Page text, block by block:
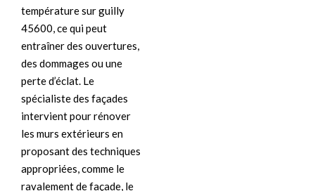
température sur guilly
45600, ce qui peut
entraîner des ouvertures,
des dommages ou une
perte d’éclat. Le
spécialiste des façades
intervient pour rénover
les murs extérieurs en
proposant des techniques
appropriées, comme le
ravalement de façade, le